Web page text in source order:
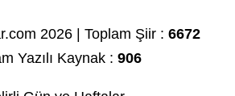
2026 | Toplam Şiir :6672
Yazılı Kaynak :906